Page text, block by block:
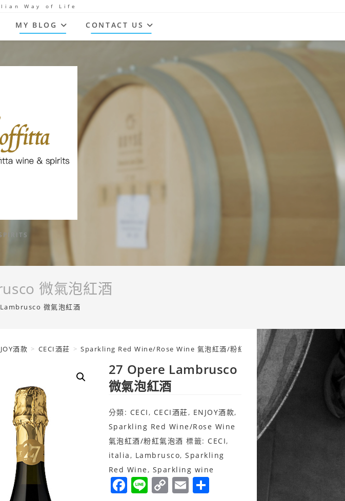
Way of Life
MY BLOG CONTACT US
微氣泡紅酒
微氣泡紅酒
酒款 > CECI酒莊 > Sparkling Red Wine/Rose Wine 氣泡紅酒/粉紅氣泡酒 > 27 Opere
27 Opere Lambrusco
微氣泡紅酒
分類: CECI, CECI酒莊, ENJOY酒款,
Sparkling Red Wine/Rose Wine
氣泡紅酒/粉紅氣泡酒 標籤: CECI,
italia, Lambrusco,Sparkling
Red Wine, Sparkling wine
F Li C E 分